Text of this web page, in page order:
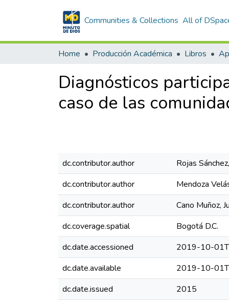
Communities & Collections All of
Home Producción Académica Libros
Diagnósticos
caso de las
dc.contributor.author
Rojas
dc.contributor.author
Mendoza
dc.contributor.author
Cano Muñoz,
dc.coverage.spatial
Bogotá D.C.
dc.date.accessioned
2019-10-
dc.date.available
2019-10-
dc.date.issued
2015